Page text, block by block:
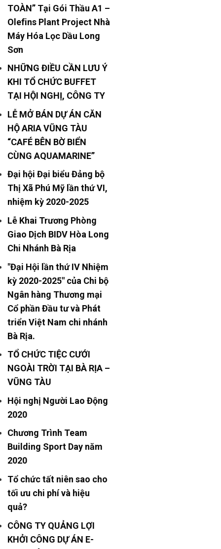
TOÀN” Tại Gói Thầu A1 –
Olefins Plant Project Nhà
Máy Hóa Lọc Dầu Long
Sơn
NHỮNG ĐIỀU CẦN LƯU Ý
KHI TỔ CHỨC BUFFET
TẠI HỘI NGHỊ, CÔNG TY
LỄ MỞ BÁN DỰ ÁN CĂN
HỘ ARIA VŨNG TÀU
“CAFÉ BÊN BỜ BIỂN
CÙNG AQUAMARINE”
Đại hội Đại biểu Đảng bộ
Thị Xã Phú Mỹ lần thứ VI,
nhiệm kỳ 2020-2025
Lễ Khai Trương Phòng
Giao Dịch BIDV Hòa Long
Chi Nhánh Bà Rịa
"Đại Hội lần thứ IV Nhiệm
kỳ 2020-2025" của Chi bộ
Ngân hàng Thương mại
Cổ phần Đầu tư và Phát
triển Việt Nam chi nhánh
Bà Rịa.
TỔ CHỨC TIỆC CƯỚI
NGOÀI TRỜI TẠI BÀ RỊA –
VŨNG TÀU
Hội nghị Người Lao Động
2020
Chương Trình Team
Building Sport Day năm
2020
Tổ chức tất niên sao cho
tối ưu chi phí và hiệu
quả?
CÔNG TY QUẢNG LỢI
KHỞI CÔNG DỰ ÁN E-